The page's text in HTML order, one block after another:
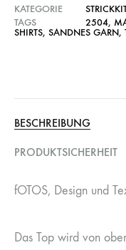
KATEGORIE
TAGS
2504,
SHIRTS, SANDNES GARN,
BESCHREIBUNG
PRODUKTSICHERHEIT
fOTOS, Design und
Das Top wird von